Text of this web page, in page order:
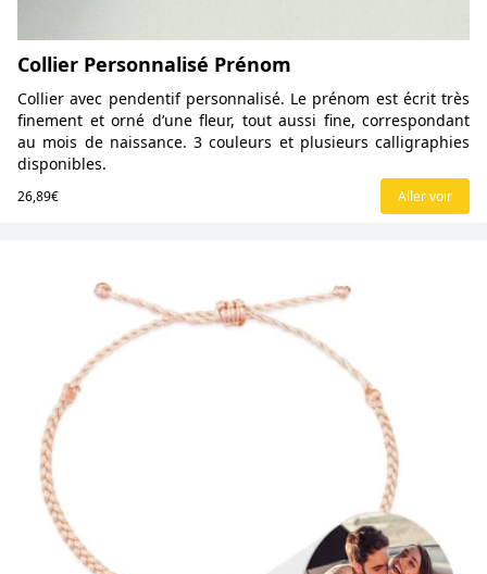
Collier Personnalisé Prénom
Collier avec pendentif personnalisé. Le prénom est écrit très
finement et orné d’une fleur, tout aussi fine, correspondant
au mois de naissance. 3 couleurs et plusieurs calligraphies
disponibles.
26,89€ Aller voir